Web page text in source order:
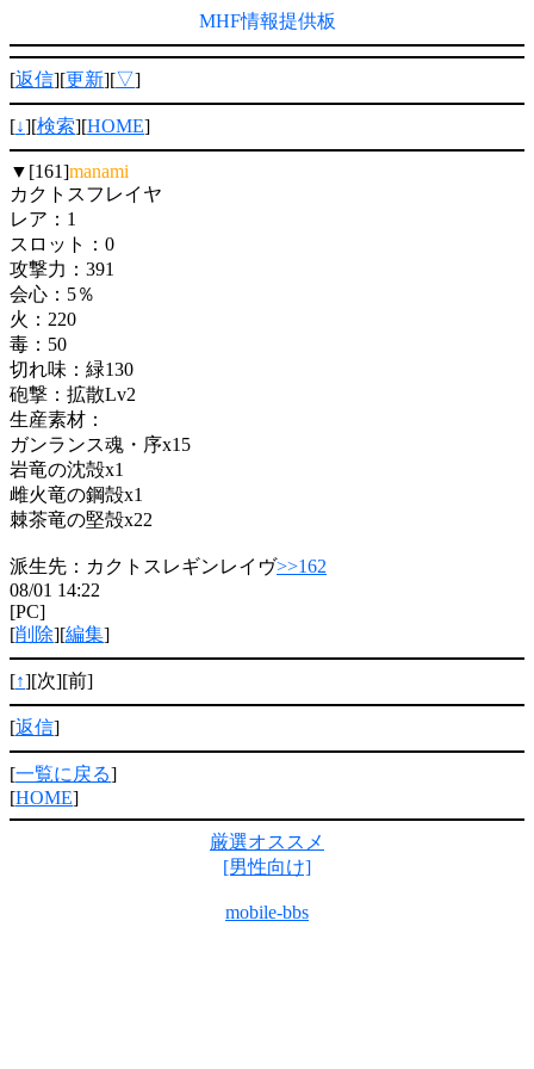
MHF情報提供板
[返信][更新][▽]
[↓][検索][HOME]
▼[161]manami
カクトスフレイヤ
レア：1
スロット：0
攻撃力：391
会心：5％
火：220
毒：50
切れ味：緑130
砲撃：拡散Lv2
生産素材：
ガンランス魂・序x15
岩竜の沈殻x1
雌火竜の鋼殻x1
棘茶竜の堅殻x22
派生先：カクトスレギンレイヴ>>162
08/01 14:22
[PC]
[削除][編集]
[↑][次][前]
[返信]
[一覧に戻る]
[HOME]
厳選オススメ
[男性向け]
mobile-bbs